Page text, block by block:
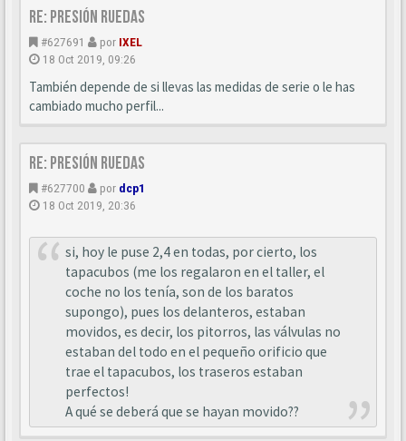
Re: Presión ruedas
#627691 por IXEL
18 Oct 2019, 09:26
También depende de si llevas las medidas de serie o le has
cambiado mucho perfil...
Re: Presión ruedas
#627700 por dcp1
18 Oct 2019, 20:36
si, hoy le puse 2,4 en todas, por cierto, los
tapacubos (me los regalaron en el taller, el
coche no los tenía, son de los baratos
supongo), pues los delanteros, estaban
movidos, es decir, los pitorros, las válvulas no
estaban del todo en el pequeño orificio que
trae el tapacubos, los traseros estaban
perfectos!
A qué se deberá que se hayan movido??